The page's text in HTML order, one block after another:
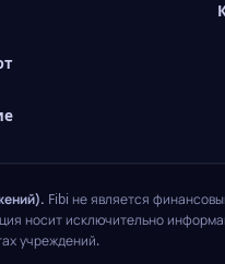
Fibi не является
носит исключительно
учреждений.